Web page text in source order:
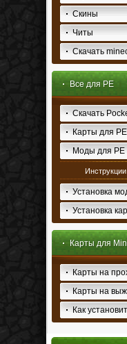
Скины
Читы
Скачать
Все для PE
Скачать
Карты для PE
Моды для PE
Установка
Установка
Карты для
Карты на
Карты на
Как